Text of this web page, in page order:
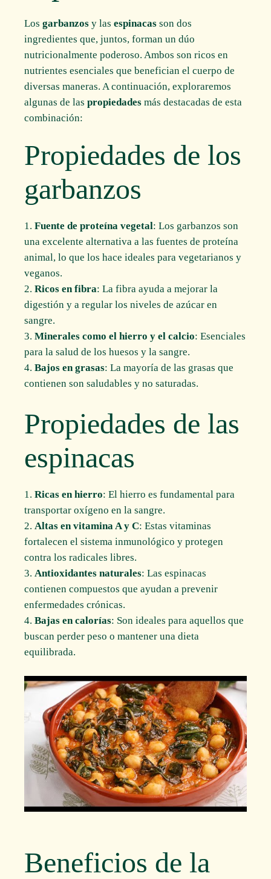
Losgarbanzos y lasespinacas son dos
ingredientes que, juntos, forman un dúo
nutricionalmente poderoso. Ambos son ricos en
nutrientes esenciales que benefician el cuerpo de
diversas maneras. A continuación, exploraremos
algunas de laspropiedades más destacadas de esta
combinación:
Propiedades de los
garbanzos
Fuente de proteína vegetal: Los garbanzos son
una excelente alternativa a las fuentes de proteína
animal, lo que los hace ideales para vegetarianos y
veganos.
Ricos en fibra: La fibra ayuda a mejorar la
digestión y a regular los niveles de azúcar en
sangre.
Minerales como el hierro y el calcio: Esenciales
para la salud de los huesos y la sangre.
Bajos en grasas: La mayoría de las grasas que
contienen son saludables y no saturadas.
Propiedades de las
espinacas
Ricas en hierro: El hierro es fundamental para
transportar oxígeno en la sangre.
Altas en vitamina A y C: Estas vitaminas
fortalecen el sistema inmunológico y protegen
contra los radicales libres.
Antioxidantes naturales: Las espinacas
contienen compuestos que ayudan a prevenir
enfermedades crónicas.
Bajas en calorías: Son ideales para aquellos que
buscan perder peso o mantener una dieta
equilibrada.
Beneficios de la